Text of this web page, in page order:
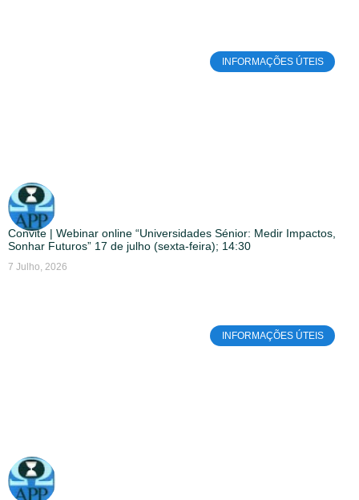
INFORMAÇÕES ÚTEIS
Convite | Webinar online “Universidades Sénior: Medir Impactos,
Sonhar Futuros” 17 de julho (sexta-feira); 14:30
7 Julho, 2026
INFORMAÇÕES ÚTEIS